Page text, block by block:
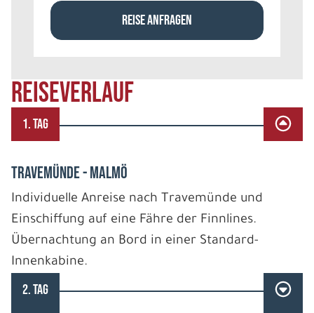
REISEVERLAUF
1. TAG
TRAVEMÜNDE - MALMÖ
Individuelle Anreise nach Travemünde und
Einschiffung auf eine Fähre der Finnlines.
Übernachtung an Bord in einer Standard-
Innenkabine.
2. TAG
REISE ANFRAGEN